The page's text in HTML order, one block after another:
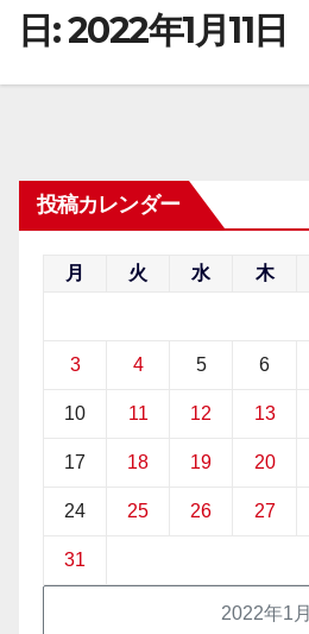
日:2022年1月11日
投稿カレンダー
2022年1月
月 火 水 木
3 4 5 6
10 11 12 13
17 18 19 20
24 25 26 27
31